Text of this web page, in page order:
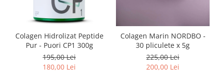
Colagen Hidrolizat Peptide
Pur - Puori CP1 300g
195,00 Lei
180,00 Lei
Colagen Marin NORDBO -
30 pliculete x 5g
225,00 Lei
200,00 Lei